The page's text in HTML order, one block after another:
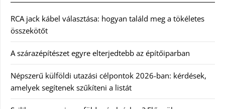
RCA jack kábel választása: hogyan találd meg a tökéletes
összekötőt
A szárazépítészet egyre elterjedtebb az építőiparban
Népszerű külföldi utazási célpontok 2026-ban: kérdések,
amelyek segítenek szűkíteni a listát